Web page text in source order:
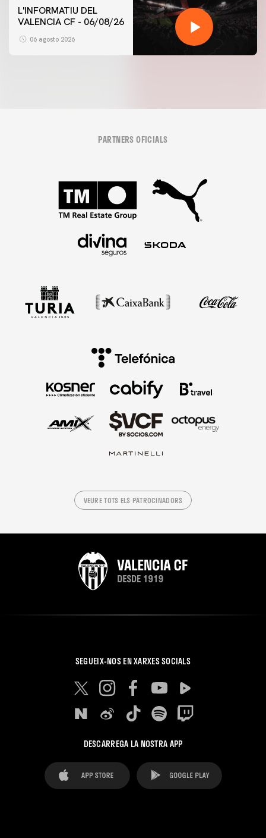
L'INFORMATIU DEL
VALENCIA CF - 06/08/26
06 agosto 2026
PARTNERS OFICIALS
VEURE TOTS ELS PATROCINADORS
SEGUEIX-NOS EN XARXES SOCIALS
DESCARREGA LA NOSTRA APP